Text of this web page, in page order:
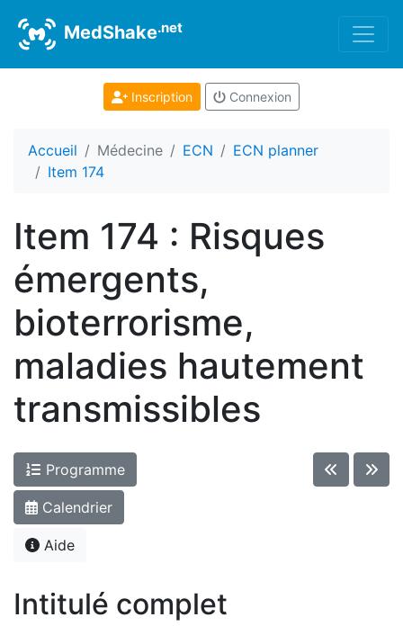
MedShake.net
Inscription Connexion
Accueil Médecine ECN
ECN planner
Item 174
Item 174 : Risques
émergents,
bioterrorisme,
maladies hautement
transmissibles
Programme
Calendrier
Aide
Intitulé complet